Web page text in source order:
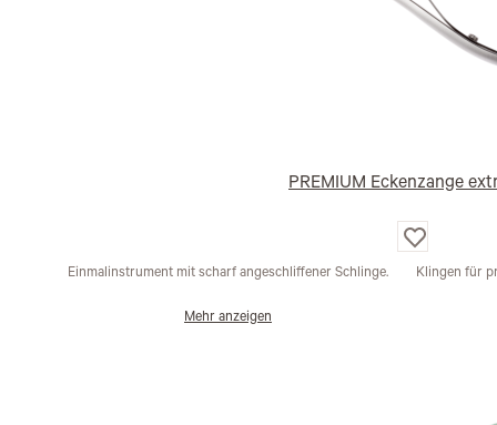
PREMIUM Eckenzange
Auf
die
Wunschliste
Einmalinstrument mit scharf angeschliffener Schlinge.
Mehr anzeigen
Klingen für